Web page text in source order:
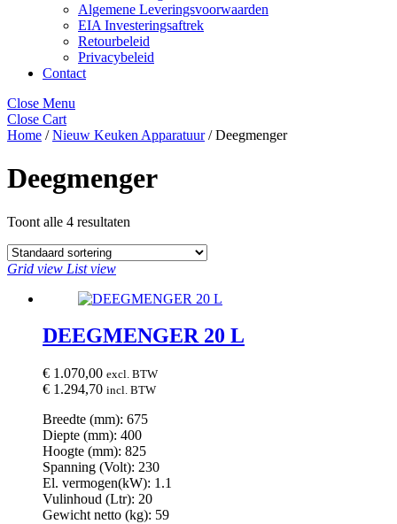
Algemene Leveringsvoorwaarden
EIA Investeringsaftrek
Retourbeleid
Privacybeleid
Contact
Close Menu
Close Cart
Home /Nieuw Keuken Apparatuur/ Deegmenger
Deegmenger
Toont alle 4 resultaten
Grid view List view
DEEGMENGER 20 L
€ 1.070,00 excl. BTW
€ 1.294,70 incl. BTW
Breedte (mm): 675
Diepte (mm): 400
Hoogte (mm): 825
Spanning (Volt): 230
El. vermogen(kW): 1.1
Vulinhoud (Ltr): 20
Gewicht netto (kg): 59